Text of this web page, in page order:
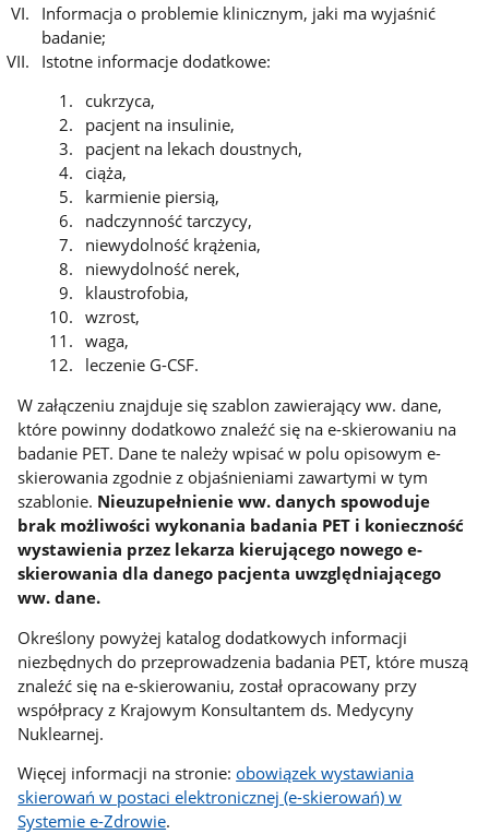
Informacja o problemie klinicznym, jaki ma wyjaśnić
badanie;
Istotne informacje dodatkowe:
cukrzyca,
pacjent na insulinie,
pacjent na lekach doustnych,
ciąża,
karmienie piersią,
nadczynność tarczycy,
niewydolność krążenia,
niewydolność nerek,
klaustrofobia,
wzrost,
waga,
leczenie G-CSF.
W załączeniu znajduje się szablon zawierający ww. dane,
które powinny dodatkowo znaleźć się na e-skierowaniu na
badanie PET. Dane te należy wpisać w polu opisowym e-
skierowania zgodnie z objaśnieniami zawartymi w tym
szablonie. Nieuzupełnienie ww. danych spowoduje
brak możliwości wykonania badania PET i konieczność
wystawienia przez lekarza kierującego nowego e-
skierowania dla danego pacjenta uwzględniającego
ww. dane.
Określony powyżej katalog dodatkowych informacji
niezbędnych do przeprowadzenia badania PET, które muszą
znaleźć się na e-skierowaniu, został opracowany przy
współpracy z Krajowym Konsultantem ds. Medycyny
Nuklearnej.
Więcej informacji na stronie:obowiązek wystawiania
skierowań w postaci elektronicznej (e-skierowań) w
Systemie e-Zdrowie.